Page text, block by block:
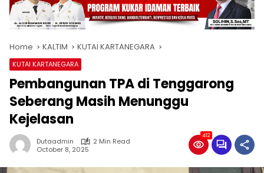
Home KALTIM KUTAI KARTANEGARA
KUTAI KARTANEGARA
Pembangunan TPA di Tenggarong
Seberang Masih Menunggu
Kejelasan
Dutaadmin
2 Min Read
October 8, 2025
412